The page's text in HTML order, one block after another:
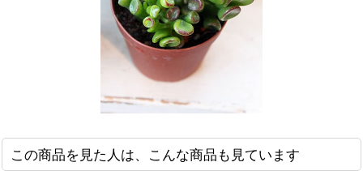
この商品を見た人は、こんな商品も見ています